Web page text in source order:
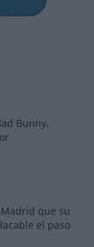
Bunny,
que su
el paso